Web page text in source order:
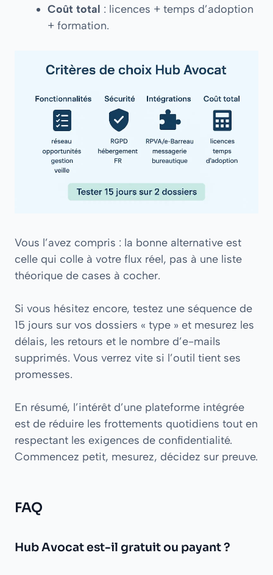
Coût total : licences + temps d’adoption
+ formation.
Vous l’avez compris : la bonne alternative est
celle qui colle à votre flux réel, pas à une liste
théorique de cases à cocher.
Si vous hésitez encore, testez une séquence de
15 jours sur vos dossiers « type » et mesurez les
délais, les retours et le nombre d’e-mails
supprimés. Vous verrez vite si l’outil tient ses
promesses.
En résumé, l’intérêt d’une plateforme intégrée
est de réduire les frottements quotidiens tout en
respectant les exigences de confidentialité.
Commencez petit, mesurez, décidez sur preuve.
FAQ
Hub Avocat est-il gratuit ou payant ?